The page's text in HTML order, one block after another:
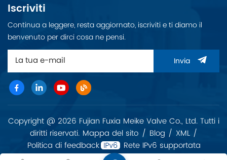
Iscriviti
Continua a leggere, resta aggiornato, iscriviti e ti diamo il
benvenuto per dirci cosa ne pensi.
Invia
Copyright @ 2026 Fujian Fuxia Meike Valve Co., Ltd. Tutti i
diritti riservati. Mappa del sito / Blog / XML /
Politica di feedback
Rete IPv6 supportata